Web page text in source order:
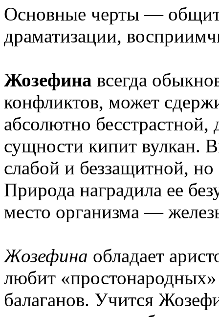
Основные черты —
драматизации,
Жозефина всегда
конфликтов, может
абсолютно бесстрастной,
сущности кипит вулкан.
слабой и беззащитной,
Природа наградила ее
место организма —
Жозефина обладает
любит «простонародных»
балаганов. Учится